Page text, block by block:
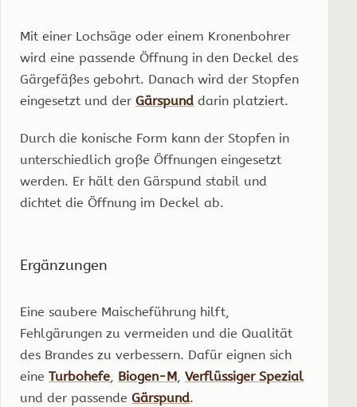
Mit einer Lochsäge oder einem Kronenbohrer
wird eine passende Öffnung in den Deckel des
Gärgefäßes gebohrt. Danach wird der Stopfen
eingesetzt und der Gärspund darin platziert.
Durch die konische Form kann der Stopfen in
unterschiedlich große Öffnungen eingesetzt
werden. Er hält den Gärspund stabil und
dichtet die Öffnung im Deckel ab.
Ergänzungen
Eine saubere Maischeführung hilft,
Fehlgärungen zu vermeiden und die Qualität
des Brandes zu verbessern. Dafür eignen sich
eine Turbohefe, Biogen-M, Verflüssiger Spezial
und der passende Gärspund.